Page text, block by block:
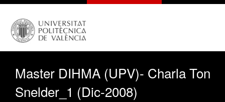
Master DIHMA (UPV)- Charla Ton
Snelder_1 (Dic-2008)